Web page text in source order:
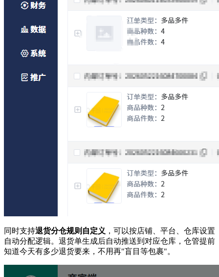
同时支持退货分仓规则自定义 ，可以按店铺、平台、仓库设置
自动分配逻辑。退货单生成后自动推送到对应仓库，仓管提前
知道今天有多少退货要来，不用再"盲目等包裹"。